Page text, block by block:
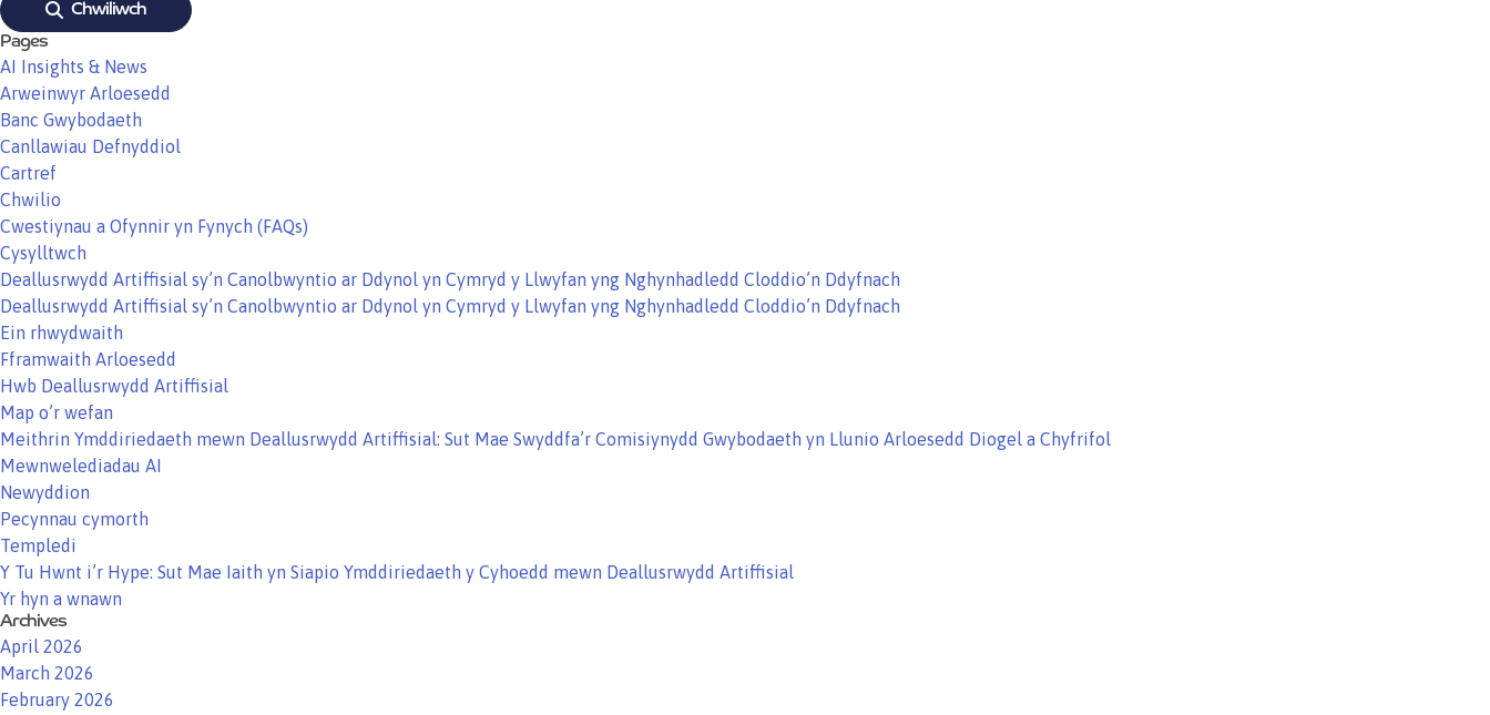
Chwiliwch
Pages
AI Insights & News
Arweinwyr Arloesedd
Banc Gwybodaeth
Canllawiau Defnyddiol
Cartref
Chwilio
Cwestiynau a Ofynnir yn Fynych (FAQs)
Cysylltwch
Deallusrwydd Artiffisial sy’n Canolbwyntio ar Ddynol yn Cymryd y Llwyfan yng Nghynhadledd Cloddio’n Ddyfnach
Deallusrwydd Artiffisial sy’n Canolbwyntio ar Ddynol yn Cymryd y Llwyfan yng Nghynhadledd Cloddio’n Ddyfnach
Ein rhwydwaith
Fframwaith Arloesedd
Hwb Deallusrwydd Artiffisial
Map o’r wefan
Meithrin Ymddiriedaeth mewn Deallusrwydd Artiffisial: Sut Mae Swyddfa’r Comisiynydd Gwybodaeth yn Llunio Arloesedd Diogel a Chyfrifol
Mewnwelediadau AI
Newyddion
Pecynnau cymorth
Templedi
Y Tu Hwnt i’r Hype: Sut Mae Iaith yn Siapio Ymddiriedaeth y Cyhoedd mewn Deallusrwydd Artiffisial
Yr hyn a wnawn
Archives
April 2026
March 2026
February 2026